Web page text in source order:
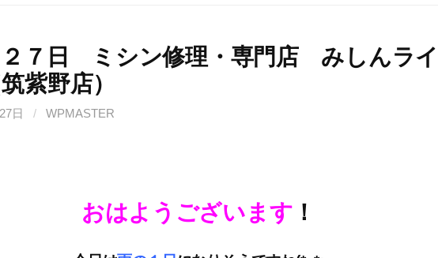
２７日 ミシン修理・専門店 みしんライ
紫野店）
日 / WPMASTER
おはようございます ！